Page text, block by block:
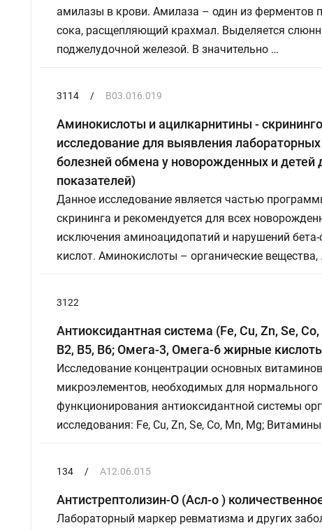
амилазы в крови. Амилаза – один из ферментов
сока, расщепляющий крахмал. Выделяется
поджелудочной железой. В значительно …
3114 / B03.016.019
Аминокислоты и ацилкарнитины -
исследование для выявления
болезней обмена у новорожденных и детей
показателей)
Данное исследование является частью
скрининга и рекомендуется для всех
исключения аминоацидопатий и нарушений
кислот. Аминокислоты – органические вещества,
3122
Антиоксидантная система (Fe, Cu, Zn, Se,
B2, B5, B6; Омега-3, Омега-6 жирные
Исследование концентрации основных
микроэлементов, необходимых для нормального
функционирования антиоксидантной системы
исследования: Fe, Cu, Zn, Se, Со, Mn, Mg;
134 / A12.06.015
Антистрептолизин-О (Асл-о )
Лабораторный маркер ревматизма и других